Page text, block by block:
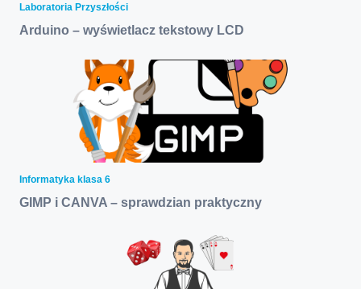
Laboratoria Przyszłości
Arduino – wyświetlacz tekstowy LCD
Informatyka klasa 6
GIMP i CANVA – sprawdzian praktyczny